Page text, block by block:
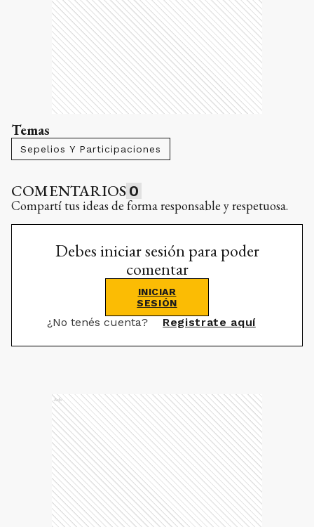
Temas
Sepelios Y Participaciones
COMENTARIOS 0
Compartí tus ideas de forma responsable y respetuosa.
Debes iniciar sesión para poder
comentar
INICIAR
SESIÓN
¿No tenés cuenta? Registrate aquí
Ads